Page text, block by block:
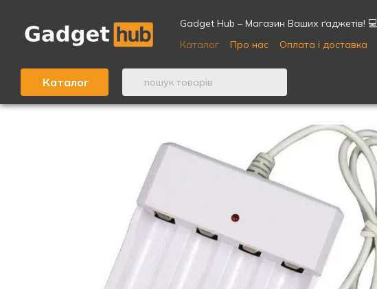
Gadget Hub – Магазин Ваших ґаджетів! 💻
Каталог
Про нас Оплата і доставка
Каталог